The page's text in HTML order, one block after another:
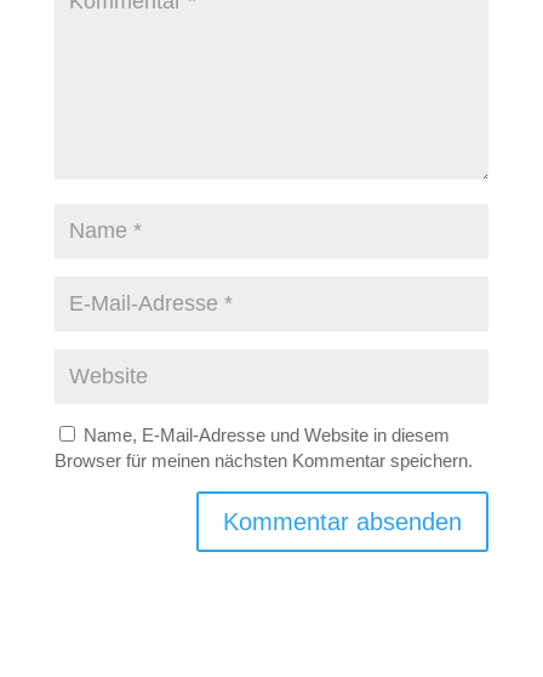
Name, E-Mail-Adresse und Website in diesem
Browser für meinen nächsten Kommentar speichern.